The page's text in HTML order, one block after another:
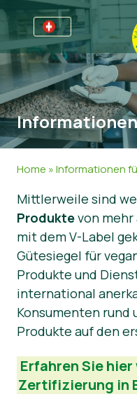
Für
Informationen
Detailhandel
Kriterien des V-
Resources
Angebot
Bereiche
Allgemeine
Non-Food
Gastronomie
FAQ
Zertifizierte
Über uns
Kontakt
Angebot
Missbrauch
Nachrichten
Presse-
Home »Informationen
Mittlerweile sind
Produktevon mehr
mit dem V-Label
Gütesiegel für
Produkte und
international
Konsumenten rund
Produkte auf den
Erfahren Sie
Zertifizierung in